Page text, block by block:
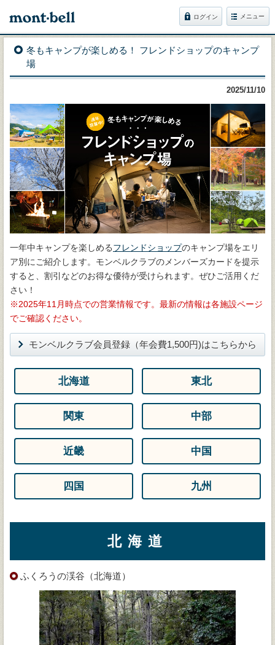
ログイン メニュー
冬もキャンプが楽しめる！ フレンドショップのキャンプ
場
2025/11/10
一年中キャンプを楽しめるフレンドショップのキャンプ場をエリ
ア別にご紹介します。モンベルクラブのメンバーズカードを提示
すると、割引などのお得な優待が受けられます。ぜひご活用くだ
さい！
※2025年11月時点での営業情報です。最新の情報は各施設ページ
でご確認ください。
モンベルクラブ会員登録（年会費1,500円)はこちらから
北海道 東北
関東 中部
近畿 中国
四国 九州
北海道
ふくろうの渓谷（北海道）